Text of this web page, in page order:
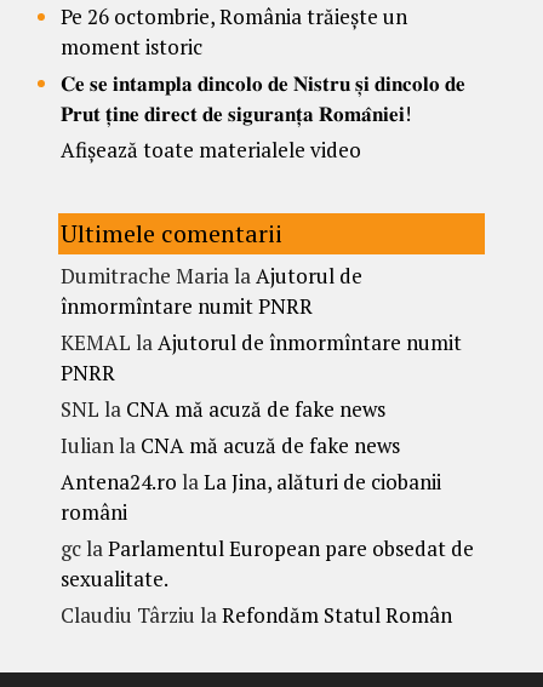
Pe 26 octombrie, România trăiește un
moment istoric
𝐂𝐞 𝐬𝐞 𝐢𝐧𝐭𝐚𝐦𝐩𝐥𝐚 𝐝𝐢𝐧𝐜𝐨𝐥𝐨 𝐝𝐞 𝐍𝐢𝐬𝐭𝐫𝐮 𝐬̦𝐢 𝐝𝐢𝐧𝐜𝐨𝐥𝐨 𝐝𝐞
𝐏𝐫𝐮𝐭 𝐭̦𝐢𝐧𝐞 𝐝𝐢𝐫𝐞𝐜𝐭 𝐝𝐞 𝐬𝐢𝐠𝐮𝐫𝐚𝐧𝐭̦𝐚 𝐑𝐨𝐦𝐚̂𝐧𝐢𝐞𝐢!
Afișează toate materialele video
Ultimele comentarii
Dumitrache MarialaAjutorul de
înmormîntare numit PNRR
KEMAL laAjutorul de înmormîntare numit
PNRR
SNL la CNA mă acuză de fake news
Iulianla CNA mă acuză de fake news
Antena24.ro laLa Jina, alături de ciobanii
români
gclaParlamentul European pare obsedat de
sexualitate.
Claudiu Târziu laRefondăm Statul Român